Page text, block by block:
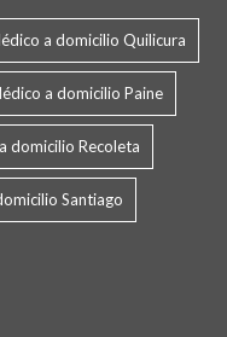
a domicilio Quilicura
a domicilio Paine
domicilio Recoleta
Santiago